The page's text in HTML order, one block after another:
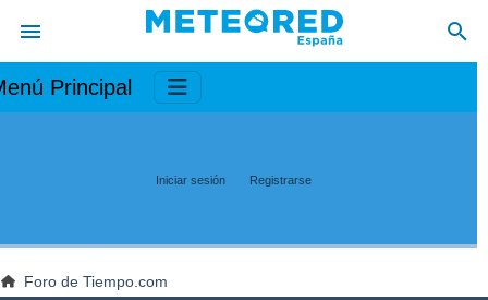
Principal
Iniciar sesión Registrarse
Foro de Tiempo.com